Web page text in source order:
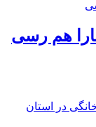
هم رسی